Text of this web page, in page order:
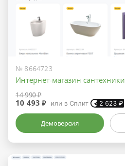
№ 8664723
Интернет-магазин сантехники
14 990 ₽
10 493 ₽ или в Сплит 2 623₽
Демоверсия